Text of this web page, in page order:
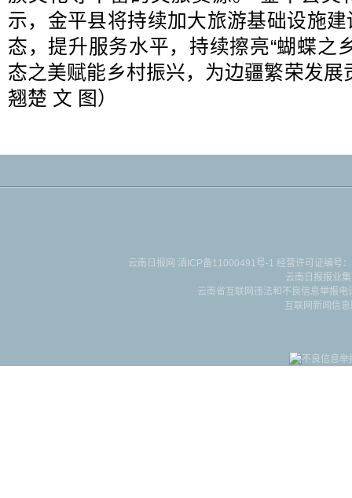
示，金平县将持续加大旅游基础设施
态，提升服务水平，持续擦亮“蝴蝶之
态之美赋能乡村振兴，为边疆繁荣发
翘楚 文 图 ）
云南日报网 滇ICP备11000491号-1 经营许可证编号
云南日报报业
云南省互联网违法和不良信息举报
互联网新闻信